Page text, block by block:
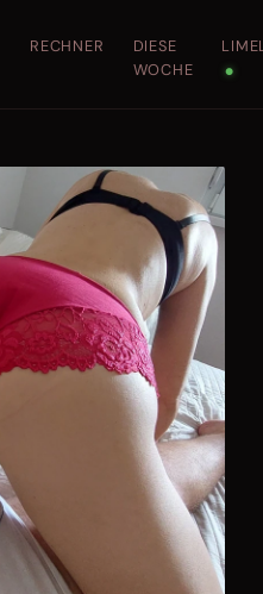
RECHNER
DIESE
WOCHE
●